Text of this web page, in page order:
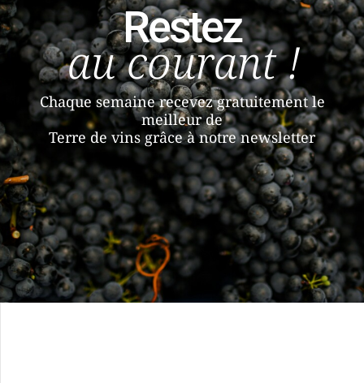
Restez
au courant !
Chaque semaine recevez gratuitement le
meilleur de
Terre de vins grâce à notre newsletter